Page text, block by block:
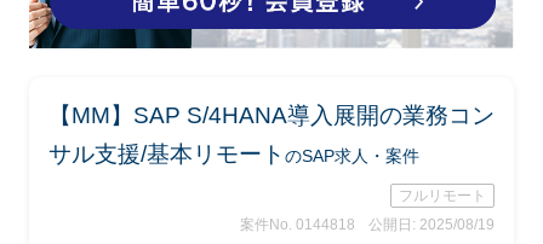
【MM】SAP S/4HANA導入展開の業務コン
サル支援/基本リモート のSAP求人・案件
フルリモート
案件No. 0144818
公開日: 2025/08/19